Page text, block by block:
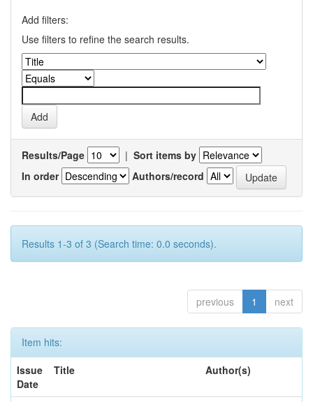
Add filters:
Use filters to refine the search results.
Results/Page | Sort items by
In order
Authors/record
Results 1-3 of 3 (Search time: 0.0 seconds).
previous 1 next
Item hits:
Issue
Date
Title Author(s)